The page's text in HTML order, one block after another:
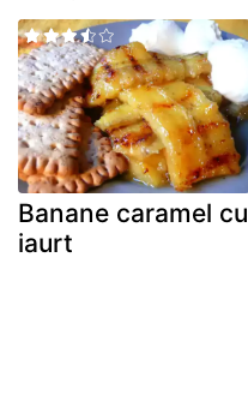
Banane caramel cu
iaurt